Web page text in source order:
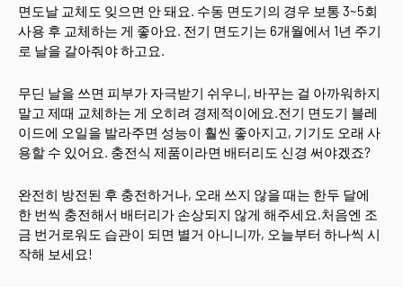
면도날 교체도 잊으면 안 돼요. 수동 면도기의 경우 보통 3~5회
사용 후 교체하는 게 좋아요. 전기 면도기는 6개월에서 1년 주기
로 날을 갈아줘야 하고요.
무딘 날을 쓰면 피부가 자극받기 쉬우니, 바꾸는 걸 아까워하지
말고 제때 교체하는 게 오히려 경제적이에요.전기 면도기 블레
이드에 오일을 발라주면 성능이 훨씬 좋아지고, 기기도 오래 사
용할 수 있어요. 충전식 제품이라면 배터리도 신경 써야겠죠?
완전히 방전된 후 충전하거나, 오래 쓰지 않을 때는 한두 달에
한 번씩 충전해서 배터리가 손상되지 않게 해주세요.처음엔 조
금 번거로워도 습관이 되면 별거 아니니까, 오늘부터 하나씩 시
작해 보세요!